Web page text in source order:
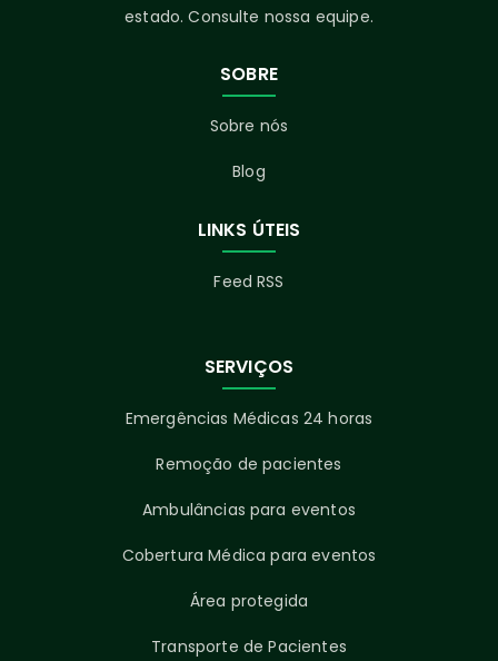
estado. Consulte nossa equipe.
SOBRE
Sobre nós
Blog
LINKS ÚTEIS
Feed RSS
SERVIÇOS
Emergências Médicas 24 horas
Remoção de pacientes
Ambulâncias para eventos
Cobertura Médica para eventos
Área protegida
Transporte de Pacientes